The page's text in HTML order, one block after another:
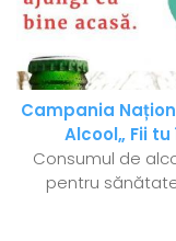
Campania
Alcool„ Fii
Consumul de
pentru